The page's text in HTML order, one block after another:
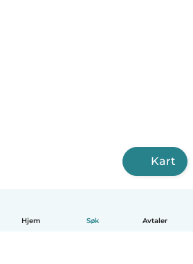
Hjem Søk Avtaler
Kart